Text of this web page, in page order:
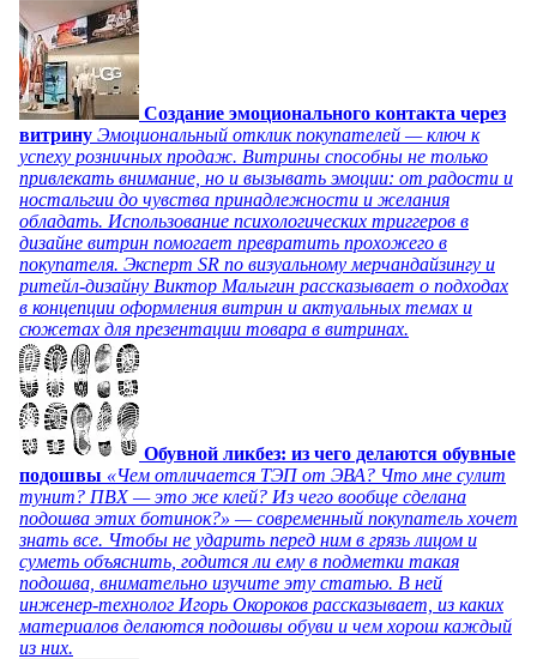
Создание эмоционального контакта через
витрину Эмоциональный отклик покупателей — ключ к
успеху розничных продаж. Витрины способны не только
привлекать внимание, но и вызывать эмоции: от радости и
ностальгии до чувства принадлежности и желания
обладать. Использование психологических триггеров в
дизайне витрин помогает превратить прохожего в
покупателя. Эксперт SR по визуальному мерчандайзингу и
ритейл-дизайну Виктор Малыгин рассказывает о подходах
в концепции оформления витрин и актуальных темах и
сюжетах для презентации товара в витринах.
Обувной ликбез: из чего делаются обувные
подошвы «Чем отличается ТЭП от ЭВА? Что мне сулит
тунит? ПВХ — это же клей? Из чего вообще сделана
подошва этих ботинок?» — современный покупатель хочет
знать все. Чтобы не ударить перед ним в грязь лицом и
суметь объяснить, годится ли ему в подметки такая
подошва, внимательно изучите эту статью. В ней
инженер-технолог Игорь Окороков рассказывает, из каких
материалов делаются подошвы обуви и чем хорош каждый
из них.